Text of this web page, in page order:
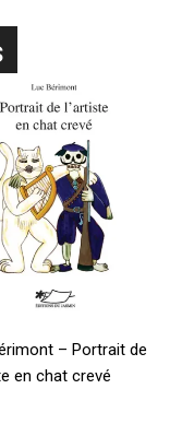
– Portrait de
en chat crevé